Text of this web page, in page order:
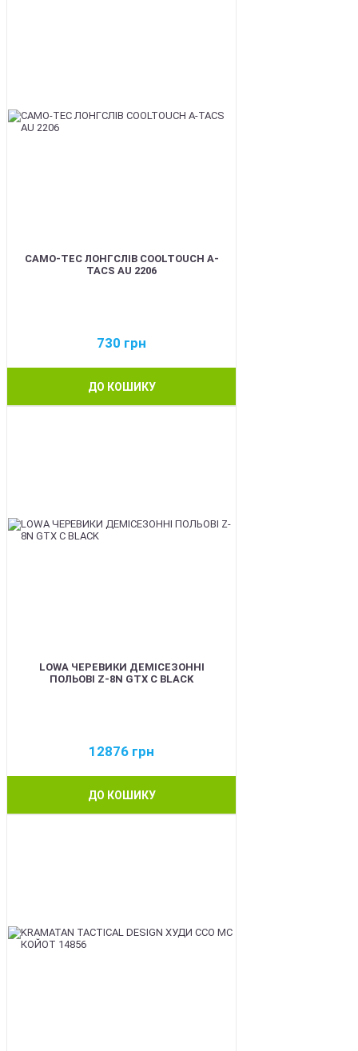
CAMO-TEC ЛОНГСЛІВ COOLTOUCH A-
TACS AU 2206
730 грн
ДО КОШИКУ
LOWA ЧЕРЕВИКИ ДЕМІСЕЗОННІ
ПОЛЬОВІ Z-8N GTX C BLACK
12876 грн
ДО КОШИКУ